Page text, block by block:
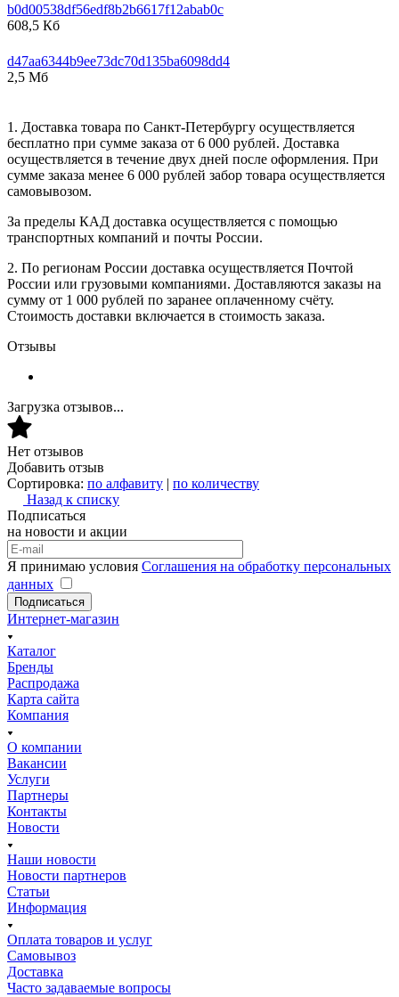
b0d00538df56edf8b2b6617f12abab0c
608,5 Кб
d47aa6344b9ee73dc70d135ba6098dd4
2,5 Мб
1. Доставка товара по Санкт-Петербургу осуществляется
бесплатно при сумме заказа от 6 000 рублей. Доставка
осуществляется в течение двух дней после оформления. При
сумме заказа менее 6 000 рублей забор товара осуществляется
самовывозом.
За пределы КАД доставка осуществляется с помощью
транспортных компаний и почты России.
2. По регионам России доставка осуществляется Почтой
России или грузовыми компаниями. Доставляются заказы на
сумму от 1 000 рублей по заранее оплаченному счёту.
Стоимость доставки включается в стоимость заказа.
Отзывы
Загрузка отзывов...
Нет отзывов
Добавить отзыв
Сортировка: по алфавиту | по количеству
Назад к списку
Подписаться
на новости и акции
Я принимаю условия Соглашения на обработку персональных
данных
Подписаться
Интернет-магазин
Каталог
Бренды
Распродажа
Карта сайта
Компания
О компании
Вакансии
Услуги
Партнеры
Контакты
Новости
Наши новости
Новости партнеров
Статьи
Информация
Оплата товаров и услуг
Самовывоз
Доставка
Часто задаваемые вопросы